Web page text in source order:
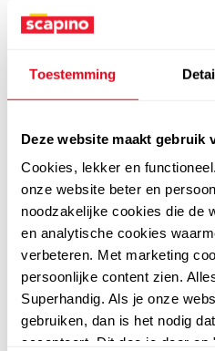
Toestemming
Deze website maakt gebruik
Cookies, lekker en
onze website beter en
noodzakelijke cookies die de
en analytische cookies
verbeteren. Met marketing
persoonlijke content zien.
Superhandig. Als je onze
gebruiken, dan is het nodig
accepteert. Dit doe je door op